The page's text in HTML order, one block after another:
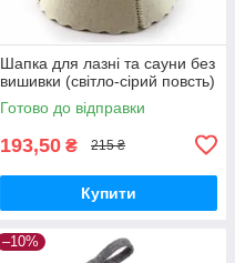
Шапка для лазні та сауни без
вишивки (світло-сірий повсть)
Готово до відправки
193,50 ₴ 215 ₴
Купити
–10%